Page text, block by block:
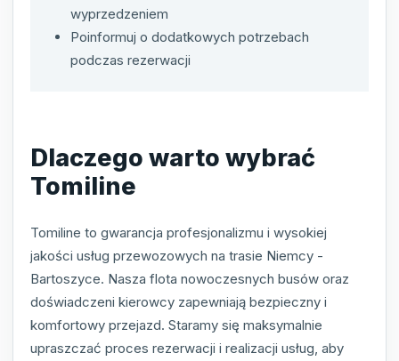
wyprzedzeniem
Poinformuj o dodatkowych potrzebach
podczas rezerwacji
Dlaczego warto wybrać
Tomiline
Tomiline to gwarancja profesjonalizmu i wysokiej
jakości usług przewozowych na trasie Niemcy -
Bartoszyce. Nasza flota nowoczesnych busów oraz
doświadczeni kierowcy zapewniają bezpieczny i
komfortowy przejazd. Staramy się maksymalnie
upraszczać proces rezerwacji i realizacji usług, aby